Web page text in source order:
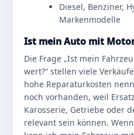
Diesel, Benziner,
Markenmodelle
Ist mein Auto mit
Die Frage „Ist mein
wert?“ stellen viele
hohe Reparaturkosten
noch vorhanden, weil
Karosserie, Getriebe oder
relevant sein können.